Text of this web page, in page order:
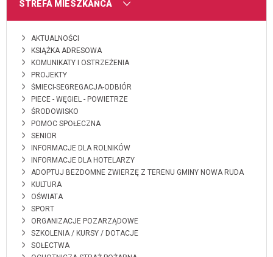
MENU
STREFA MIESZKAŃCA
AKTUALNOŚCI
KSIĄŻKA ADRESOWA
KOMUNIKATY I OSTRZEŻENIA
PROJEKTY
ŚMIECI-SEGREGACJA-ODBIÓR
PIECE - WĘGIEL - POWIETRZE
ŚRODOWISKO
POMOC SPOŁECZNA
SENIOR
INFORMACJE DLA ROLNIKÓW
INFORMACJE DLA HOTELARZY
ADOPTUJ BEZDOMNE ZWIERZĘ Z TERENU GMINY NOWA RUDA
KULTURA
OŚWIATA
SPORT
ORGANIZACJE POZARZĄDOWE
SZKOLENIA / KURSY / DOTACJE
SOŁECTWA